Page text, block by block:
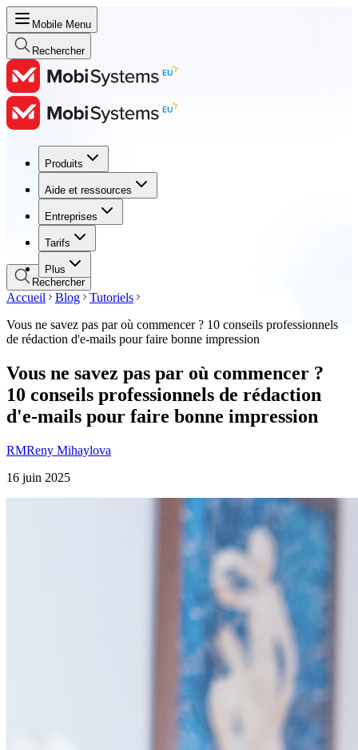
Mobile Menu
Rechercher
Produits
Aide et ressources
Entreprises
Tarifs
Plus
Produits
Aide et ressources
Entreprises
Tarifs
Rechercher
Accueil Blog
Tutoriels
Vous ne savez pas par où commencer ? 10 conseils professionnels
de rédaction d'e-mails pour faire bonne impression
Vous ne savez pas par où commencer ?
10 conseils professionnels de rédaction
d'e-mails pour faire bonne impression
RMReny Mihaylova
16 juin 2025